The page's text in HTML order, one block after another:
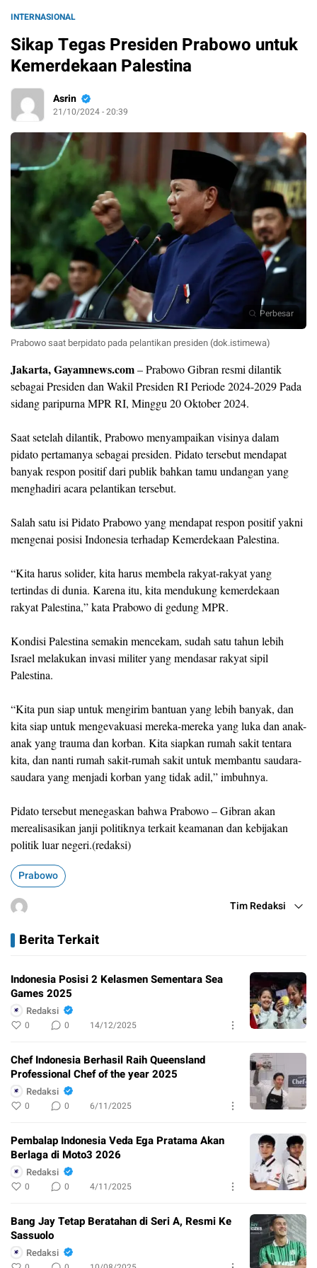
INTERNASIONAL
Sikap Tegas Presiden Prabowo untuk
Kemerdekaan Palestina
Asrin
21/10/2024 - 20:39
Perbesar
Prabowo saat berpidato pada pelantikan presiden (dok.istimewa)
Jakarta, Gayamnews.com– Prabowo Gibran resmi dilantik
sebagai Presiden dan Wakil Presiden RI Periode 2024-2029 Pada
sidang paripurna MPR RI, Minggu 20 Oktober 2024.
Saat setelah dilantik, Prabowo menyampaikan visinya dalam
pidato pertamanya sebagai presiden. Pidato tersebut mendapat
banyak respon positif dari publik bahkan tamu undangan yang
menghadiri acara pelantikan tersebut.
Salah satu isi Pidato Prabowo yang mendapat respon positif yakni
mengenai posisi Indonesia terhadap Kemerdekaan Palestina.
“Kita harus solider, kita harus membela rakyat-rakyat yang
tertindas di dunia. Karena itu, kita mendukung kemerdekaan
rakyat Palestina,” kata Prabowo di gedung MPR.
Kondisi Palestina semakin mencekam, sudah satu tahun lebih
Israel melakukan invasi militer yang mendasar rakyat sipil
Palestina.
“Kita pun siap untuk mengirim bantuan yang lebih banyak, dan
kita siap untuk mengevakuasi mereka-mereka yang luka dan anak-
anak yang trauma dan korban. Kita siapkan rumah sakit tentara
kita, dan nanti rumah sakit-rumah sakit untuk membantu saudara-
saudara yang menjadi korban yang tidak adil,” imbuhnya.
Pidato tersebut menegaskan bahwa Prabowo – Gibran akan
merealisasikan janji politiknya terkait keamanan dan kebijakan
politik luar negeri.(redaksi)
Prabowo
Tim Redaksi
Berita Terkait
Indonesia Posisi 2 Kelasmen Sementara Sea
Games 2025
Redaksi
0 0 14/12/2025
Chef Indonesia Berhasil Raih Queensland
Professional Chef of the year 2025
Redaksi
0 0 6/11/2025
Pembalap Indonesia Veda Ega Pratama Akan
Berlaga di Moto3 2026
Redaksi
0 0 4/11/2025
Bang Jay Tetap Beratahan di Seri A, Resmi Ke
Sassuolo
Redaksi